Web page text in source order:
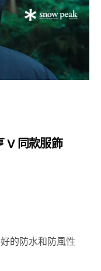
V 同款服飾
的防水和防風性